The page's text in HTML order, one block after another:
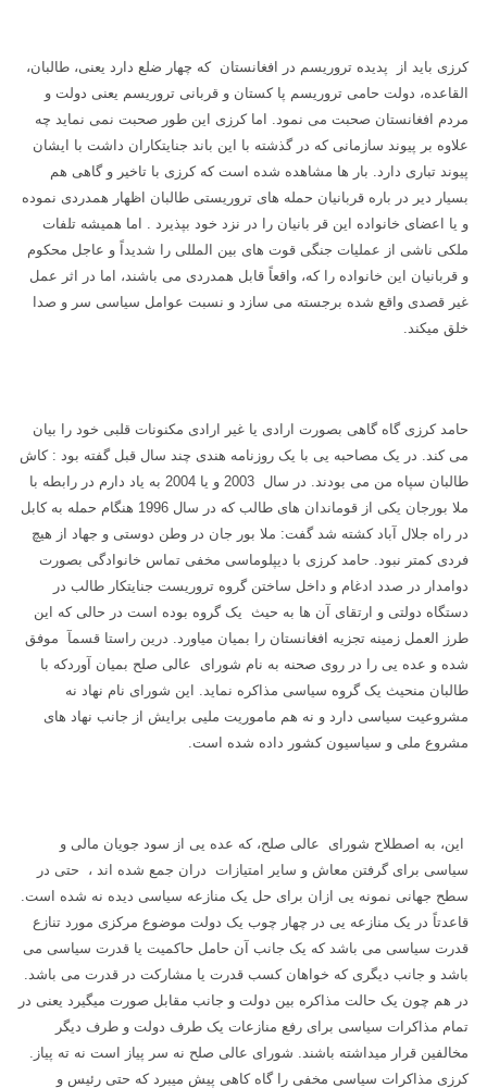
کرزی باید از پدیده تروریسم در افغانستان که چهار ضلع دارد یعنی، طالبان،
القاعده، دولت حامی تروریسم پا کستان و قربانی تروریسم یعنی دولت و
مردم افغانستان صحبت می نمود. اما کرزی این طور صحبت نمی نماید چه
علاوه بر پیوند سازمانی که در گذشته با این باند جنایتکاران داشت با ایشان
پیوند تباری دارد. بار ها مشاهده شده است که کرزی با تاخیر و گاهی هم
بسیار دیر در باره قربانیان حمله های تروریستی طالبان اظهار همدردی نموده
و یا اعضای خانواده این قر بانیان را در نزد خود بپذیرد . اما همیشه تلفات
ملکی ناشی از عملیات جنگی قوت های بین المللی را شدیداً و عاجل محکوم
و قربانیان این خانواده را که، واقعاً قابل همدردی می باشند، اما در اثر عمل
غیر قصدی واقع شده برجسته می سازد و نسبت عوامل سیاسی سر و صدا
خلق میکند.
حامد کرزی گاه گاهی بصورت ارادی یا غیر ارادی مکنونات قلبی خود را بیان
می کند. در یک مصاحبه یی با یک روزنامه هندی چند سال قبل گفته بود : کاش
طالبان سپاه من می بودند. در سال 2003 و یا 2004 به یاد دارم در رابطه با
ملا بورجان یکی از قوماندان های طالب که در سال 1996 هنگام حمله به کابل
در راه جلال آباد کشته شد گفت: ملا بور جان در وطن دوستی و جهاد از هیچ
فردی کمتر نبود. حامد کرزی با دیپلوماسی مخفی تماس خانوادگی بصورت
دوامدار در صدد ادغام و داخل ساختن گروه تروریست جنایتکار طالب در
دستگاه دولتی و ارتقای آن ها به حیث یک گروه بوده است در حالی که این
طرز العمل زمینه تجزیه افغانستان را بمیان میاورد. درین راستا قسمآ موفق
شده و عده یی را در روی صحنه به نام شورای عالی صلح بمیان آوردکه با
طالبان منحیث یک گروه سیاسی مذاکره نماید. این شورای نام نهاد نه
مشروعیت سیاسی دارد و نه هم ماموریت ملیی برایش از جانب نهاد های
مشروع ملی و سیاسیون کشور داده شده است.
این، به اصطلاح شورای عالی صلح، که عده یی از سود جویان مالی و
سیاسی برای گرفتن معاش و سایر امتیازات دران جمع شده اند ، حتی در
سطح جهانی نمونه یی ازان برای حل یک منازعه سیاسی دیده نه شده است.
قاعدتاً در یک منازعه یی در چهار چوب یک دولت موضوع مرکزی مورد تنازع
قدرت سیاسی می باشد که یک جانب آن حامل حاکمیت یا قدرت سیاسی می
باشد و جانب دیگری که خواهان کسب قدرت یا مشارکت در قدرت می باشد.
در هم چون یک حالت مذاکره بین دولت و جانب مقابل صورت میگیرد یعنی در
تمام مذاکرات سیاسی برای رفع منازعات یک طرف دولت و طرف دیگر
مخالفین قرار میداشته باشند. شورای عالی صلح نه سر پیاز است نه ته پیاز.
کرزی مذاکرات سیاسی مخفی را گاه کاهی پیش میبرد که حتی رئیس و